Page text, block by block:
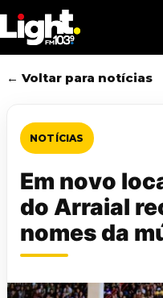
to
main
content
← Voltar para notícias
NOTÍCIAS
Em novo
do Arraial
nomes da